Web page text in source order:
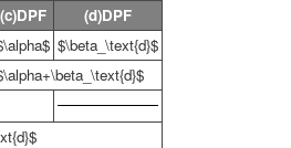
(c)DPF
(d)DPF
$\beta_\text{d}$